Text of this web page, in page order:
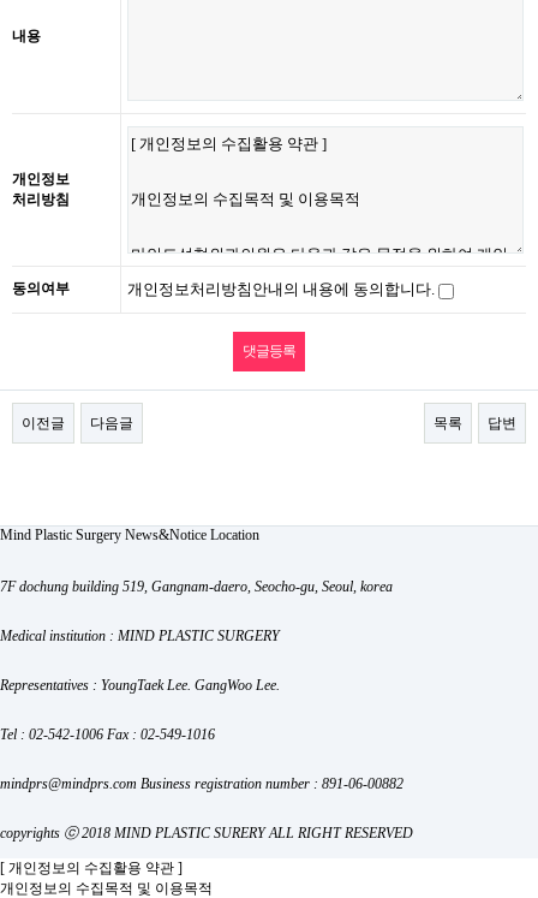
내용
개인정보
처리방침
동의여부 개인정보처리방침안내의 내용에 동의합니다.
이전글 다음글 목록 답변
Mind Plastic Surgery News&Notice Location
7F dochung building 519, Gangnam-daero, Seocho-gu, Seoul, korea
Medical institution : MIND PLASTIC SURGERY
Representatives : YoungTaek Lee. GangWoo Lee.
Tel : 02-542-1006 Fax : 02-549-1016
mindprs@mindprs.com Business registration number : 891-06-00882
copyrights ⓒ 2018 MIND PLASTIC SURERY ALL RIGHT RESERVED
[ 개인정보의 수집활용 약관 ]
개인정보의 수집목적 및 이용목적